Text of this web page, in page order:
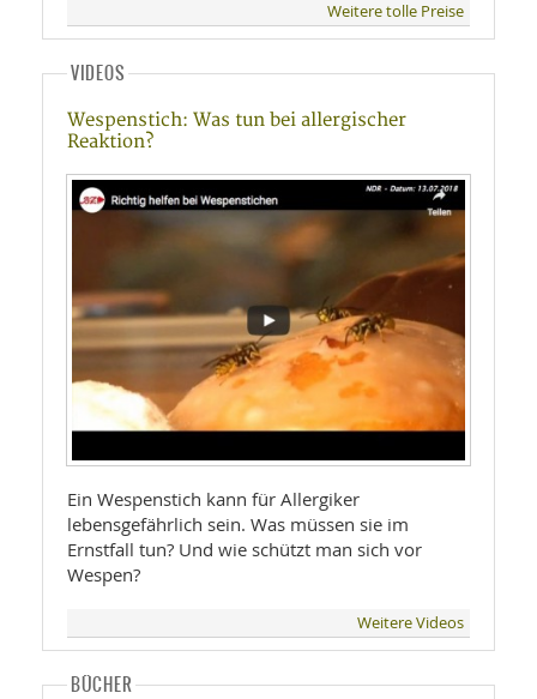
Weitere tolle Preise
VIDEOS
Wespenstich: Was tun bei allergischer
Reaktion?
Ein Wespenstich kann für Allergiker
lebensgefährlich sein. Was müssen sie im
Ernstfall tun? Und wie schützt man sich vor
Wespen?
Weitere Videos
BÜCHER